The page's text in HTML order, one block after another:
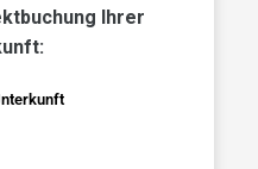
Ihrer